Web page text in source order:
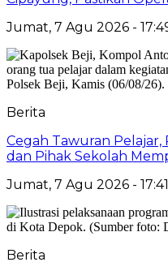
Jumat, 7 Agu 2026 -
Berita
Cegah Tawuran Pelajar,
dan Pihak Sekolah
Jumat, 7 Agu 2026 -
Berita